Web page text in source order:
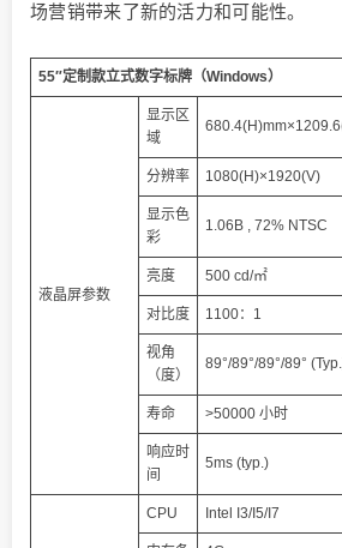
场营销带来了新的活力和可能性。
55″定制款立式数字标牌（Windows）
液晶屏参数
显示区
域
分辨率 1080(H)×1920(V)
显示色
彩
1.06B , 72% NTSC
亮度 500 cd/㎡
对比度 1100：1
视角
（度）
89°/89°/89°/89°
寿命 >50000 小时
响应时
间
5ms (typ.)
CPU Intel I3/I5/I7